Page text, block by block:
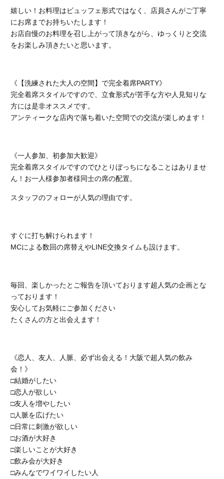
嬉しい！お料理はビュッフェ形式ではなく、店員さんがご丁寧
にお席までお持ちいたします！
お店自慢のお料理を召し上がって頂きながら、ゆっくりと交流
をお楽しみ頂きたいと思います。
《【洗練された大人の空間】で完全着席PARTY》
完全着席スタイルですので、立食形式が苦手な方や人見知りな
方には是非オススメです。
アンティークな店内で落ち着いた空間での交流が楽しめます！
《一人参加、初参加大歓迎》
完全着席スタイルですのでひとりぼっちになることはありませ
ん！お一人様参加者様同士の席の配置。
スタッフのフォローが人気の理由です。
すぐに打ち解けられます！
MCによる数回の席替えやLINE交換タイムも設けます。
毎回、楽しかったとご報告を頂いております超人気の企画とな
っております！
安心してお気軽にご参加ください
たくさんの方と出会えます！
《恋人、友人、人脈、必ず出会える！大阪で超人気の飲み
会！》
□結婚がしたい
□恋人が欲しい
□友人を増やしたい
□人脈を広げたい
□日常に刺激が欲しい
□お酒が大好き
□楽しいことが大好き
□飲み会が大好き
□みんなでワイワイしたい人